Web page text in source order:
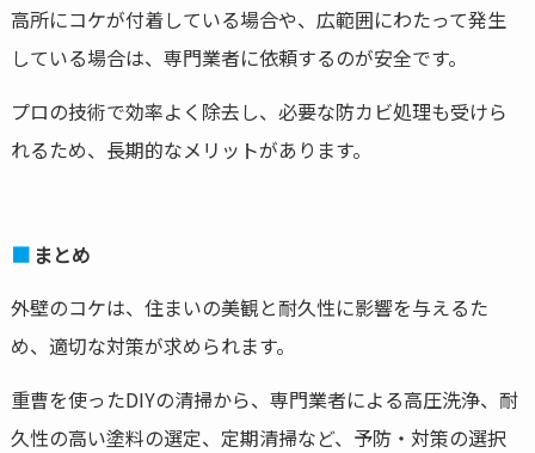
高所にコケが付着している場合や、広範囲にわたって発生
している場合は、専門業者に依頼するのが安全です。
プロの技術で効率よく除去し、必要な防カビ処理も受けら
れるため、長期的なメリットがあります。
まとめ
外壁のコケは、住まいの美観と耐久性に影響を与えるた
め、適切な対策が求められます。
重曹を使ったDIYの清掃から、専門業者による高圧洗浄、耐
久性の高い塗料の選定、定期清掃など、予防・対策の選択